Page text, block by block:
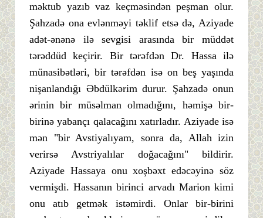
məktub yazıb vaz keçməsindən peşman olur.
Şahzadə ona evlənməyi təklif etsə də, Aziyade
adət-ənənə ilə sevgisi arasında bir müddət
tərəddüd keçirir. Bir tərəfdən Dr. Hassa ilə
münasibətləri, bir tərəfdən isə on beş yaşında
nişanlandığı Əbdülkərim durur. Şahzadə onun
ərinin bir müsəlman olmadığını, həmişə bir-
birinə yabançı qalacağını xatırladır. Aziyade isə
mən "bir Avstiyalıyam, sonra da, Allah izin
verirsə Avstriyalılar doğacağını" bildirir.
Aziyade Hassaya onu xoşbəxt edəcəyinə söz
vermişdi. Hassanın birinci arvadı Marion kimi
onu atıb getmək istəmirdi. Onlar bir-birini